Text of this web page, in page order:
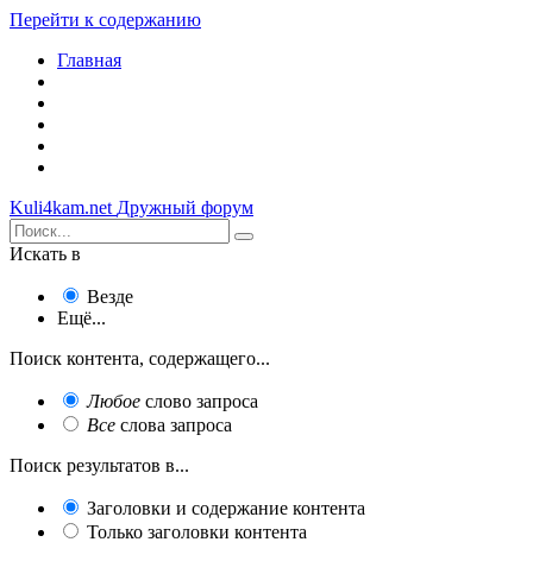
Перейти к содержанию
Главная
Kuli4kam.net Дружный форум
Искать в
Везде
Ещё...
Поиск контента, содержащего...
Любое слово запроса
Все слова запроса
Поиск результатов в...
Заголовки и содержание контента
Только заголовки контента